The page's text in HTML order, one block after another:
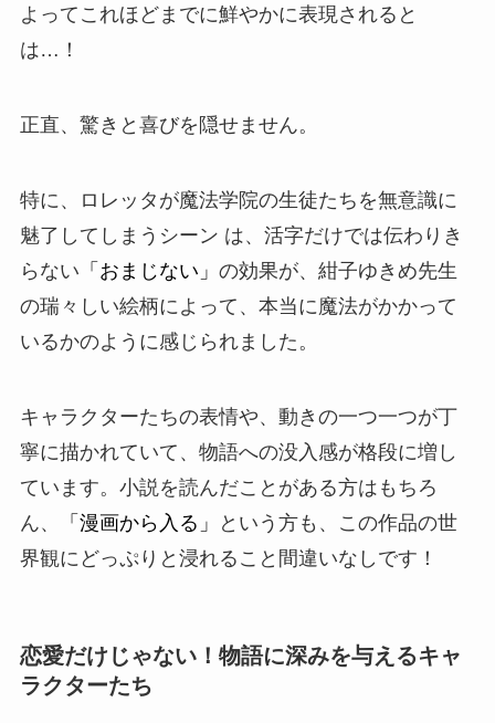
よってこれほどまでに鮮やかに表現されると
は…！
正直、驚きと喜びを隠せません。
特に、ロレッタが魔法学院の生徒たちを無意識に
魅了してしまうシーン は、活字だけでは伝わりき
らない 「おまじない」 の効果が、紺子ゆきめ先生
の瑞々しい絵柄によって、本当に魔法がかかって
いるかのように感じられました。
キャラクターたちの表情や、動きの一つ一つが丁
寧に描かれていて、物語への没入感が格段に増し
ています。小説を読んだことがある方はもちろ
ん、
「漫画から入る」
という方も、この作品の世
界観にどっぷりと浸れること間違いなしです！
恋愛だけじゃない！物語に深みを与えるキャ
ラクターたち